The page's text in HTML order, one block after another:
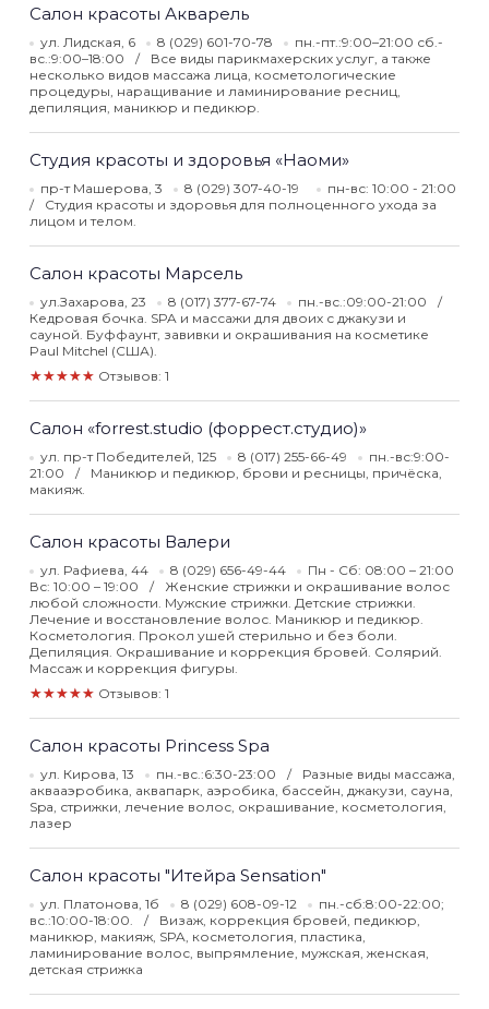
Салон красоты Акварель
ул. Лидская, 6 8 (029) 601-70-78
пн.-пт.:9:00–21:00 сб.-
вс.:9:00–18:00
Все виды парикмахерских услуг, а также
несколько видов массажа лица, косметологические
процедуры, наращивание и ламинирование ресниц,
депиляция, маникюр и педикюр.
Студия красоты и здоровья «Наоми»
пр-т Машерова, 3 8 (029) 307-40-19
пн-вс: 10:00 - 21:00
Студия красоты и здоровья для полноценного ухода за
лицом и телом.
Салон красоты Марсель
ул.Захарова, 23 8 (017) 377-67-74
пн.-вс.:09:00-21:00
Кедровая бочка. SPA и массажи для двоих с джакузи и
сауной. Буффаунт, завивки и окрашивания на косметике
Paul Mitchel (США).
★★★★★ Отзывов: 1
Салон «forrest.studio (форрест.студио)»
ул. пр-т Победителей, 125 8 (017) 255-66-49
пн.-вс:9:00-
21:00
Маникюр и педикюр, брови и ресницы, причёска,
макияж.
Салон красоты Валери
ул. Рафиева, 44 8 (029) 656-49-44
Пн - Сб: 08:00 – 21:00
Вс: 10:00 – 19:00
Женские стрижки и окрашивание волос
любой сложности. Мужские стрижки. Детские стрижки.
Лечение и восстановление волос. Маникюр и педикюр.
Косметология. Прокол ушей стерильно и без боли.
Депиляция. Окрашивание и коррекция бровей. Солярий.
Массаж и коррекция фигуры.
★★★★★ Отзывов: 1
Салон красоты Princess Spa
ул. Кирова, 13 пн.-вс.:6:30-23:00
Разные виды массажа,
аквааэробика, аквапарк, аэробика, бассейн, джакузи, сауна,
Spa, стрижки, лечение волос, окрашивание, косметология,
лазер
Салон красоты "Итейра Sensation"
ул. Платонова, 1б 8 (029) 608-09-12
пн.-сб:8:00-22:00;
вс.:10:00-18:00.
Визаж, коррекция бровей, педикюр,
маникюр, макияж, SPA, косметология, пластика,
ламинирование волос, выпрямление, мужская, женская,
детская стрижка